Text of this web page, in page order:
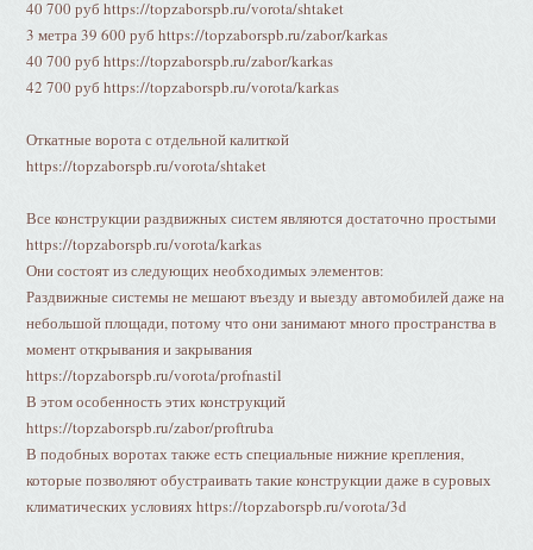
40 700 руб https://topzaborspb.ru/vorota/shtaket
3 метра 39 600 руб https://topzaborspb.ru/zabor/karkas
40 700 руб https://topzaborspb.ru/zabor/karkas
42 700 руб https://topzaborspb.ru/vorota/karkas
Откатные ворота с отдельной калиткой
https://topzaborspb.ru/vorota/shtaket
Все конструкции раздвижных систем являются достаточно простыми
https://topzaborspb.ru/vorota/karkas
Они состоят из следующих необходимых элементов:
Раздвижные системы не мешают въезду и выезду автомобилей даже на
небольшой площади, потому что они занимают много пространства в
момент открывания и закрывания
https://topzaborspb.ru/vorota/profnastil
В этом особенность этих конструкций
https://topzaborspb.ru/zabor/proftruba
В подобных воротах также есть специальные нижние крепления,
которые позволяют обустраивать такие конструкции даже в суровых
климатических условиях https://topzaborspb.ru/vorota/3d